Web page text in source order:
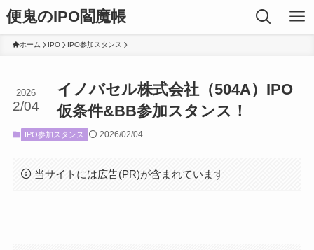
便鬼のIPO閻魔帳
ホーム IPO IPO参加スタンス
イノバセル株式会社（504A）IPO
仮条件&BB参加スタンス！
2026
2/04
IPO参加スタンス 2026/02/04
当サイトには広告(PR)が含まれています